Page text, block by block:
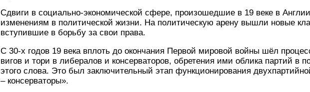
Сдвиги в социально-экономической сфере, произошедшие в 19 веке в
изменениям в политической жизни. На политическую арену вышли новые
вступившие в борьбу за свои права.
С 30-х годов 19 века вплоть до окончания Первой мировой войны шёл
вигов и тори в либералов и консерваторов, обретения ими облика партий в
этого слова. Это был заключительный этап функционирования
– консерваторы».